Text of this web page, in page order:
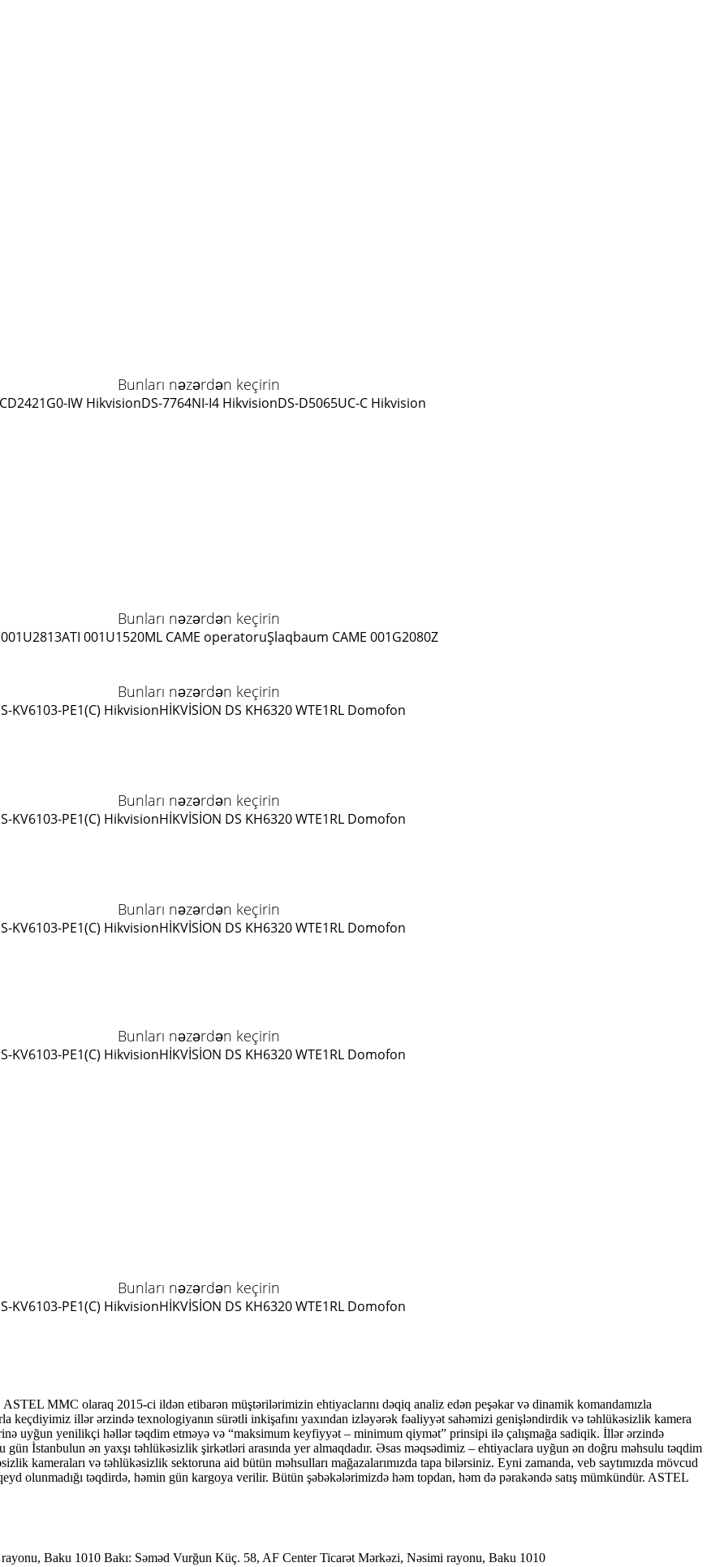
Bunları nəzərdən keçirin
IW HikvisionDS-7764NI-I4 HikvisionDS-D5065UC-C Hikvision
Bunları nəzərdən keçirin
ATI 001U1520ML CAME operatoruŞlaqbaum CAME 001G2080Z
Bunları nəzərdən keçirin
KV6103-PE1(C) HikvisionHİKVİSİON DS KH6320 WTE1RL Domofon
Bunları nəzərdən keçirin
KV6103-PE1(C) HikvisionHİKVİSİON DS KH6320 WTE1RL Domofon
Bunları nəzərdən keçirin
KV6103-PE1(C) HikvisionHİKVİSİON DS KH6320 WTE1RL Domofon
Bunları nəzərdən keçirin
KV6103-PE1(C) HikvisionHİKVİSİON DS KH6320 WTE1RL Domofon
Bunları nəzərdən keçirin
KV6103-PE1(C) HikvisionHİKVİSİON DS KH6320 WTE1RL Domofon
MMC olaraq 2015-ci ildən etibarən müştərilərimizin ehtiyaclarını dəqiq analiz edən peşəkar və dinamik komandamızla
illər ərzində texnologiyanın sürətli inkişafını yaxından izləyərək fəaliyyət sahəmizi genişləndirdik və təhlükəsizlik kamera
uyğun yenilikçi həllər təqdim etməyə və “maksimum keyfiyyət – minimum qiymət” prinsipi ilə çalışmağa sadiqik. İllər ərzində
İstanbulun ən yaxşı təhlükəsizlik şirkətləri arasında yer almaqdadır. Əsas məqsədimiz – ehtiyaclara uyğun ən doğru məhsulu təqdim
kameraları və təhlükəsizlik sektoruna aid bütün məhsulları mağazalarımızda tapa bilərsiniz. Eyni zamanda, veb saytımızda mövcud
olunmadığı təqdirdə, həmin gün kargoya verilir. Bütün şəbəkələrimizdə həm topdan, həm də pərakəndə satış mümkündür. ASTEL
Baku 1010 Bakı: Səməd Vurğun Küç. 58, AF Center Ticarət Mərkəzi, Nəsimi rayonu, Baku 1010